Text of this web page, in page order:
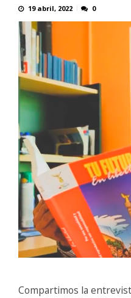
19 abril, 2022 0
Compartimos la